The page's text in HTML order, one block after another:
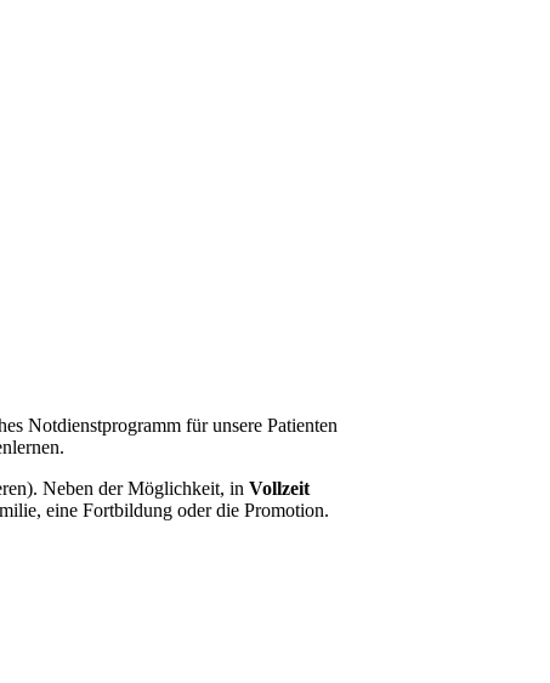
Notdienstprogramm für unsere Patienten
Neben der Möglichkeit, in Vollzeit
eine Fortbildung oder die Promotion.